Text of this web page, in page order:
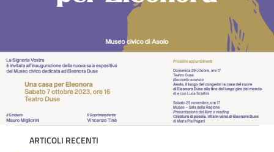
ARTICOLI RECENTI